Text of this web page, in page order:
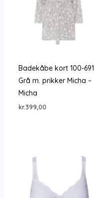
Badekåbe kort 100-691
Grå m. prikker Micha –
Micha
kr.399,00